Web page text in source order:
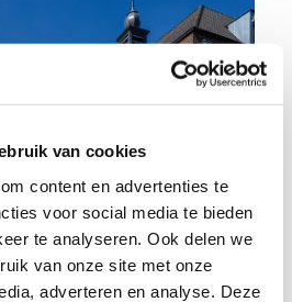
van cookies
content en advertenties te
voor social media te bieden
te analyseren. Ook delen we
van onze site met onze
adverteren en analyse. Deze